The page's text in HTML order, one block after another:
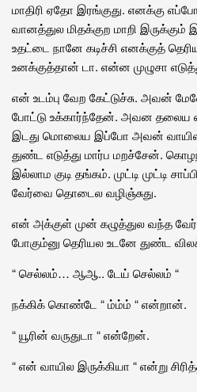
மாதிரி ஏதோ இரங்குது. எனக்கு
வானத்துல மிதக்குற மாறி
உதட்டை நானே கடிச்சி எனக்குத்
உனக்குத்தான் டா. என்ன முழுசா
என் உடம்பு வேற கேட்டுச்சு. அவன்
போட்டு உக்கார்ந்தேன். அவன
இடது மொலைய இப்போ அவன் வாயில
துண்ட எடுத்து மார்ப மறச்சேன்.
இல்லாம குடி தங்கம். முட்டி முட்டி
வேர்வை தொடைல வழிஞ்சுது.
என் அக்குள் முன் கழுத்துல வந்த
போகும்னு தெரியல உடனே துண்ட
“ செல்லம்… ஆஆ.. டேய் செல்லம் “
நக்கிக் கொண்டே “ ம்ம்ம் “ என்றான்.
“ யூரின் வருதுடா “ என்றேன்.
“ என் வாயில இருக்கியா “ என்று